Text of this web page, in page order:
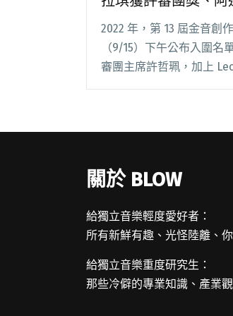
獻獎
2022 年，第 13 屆金音創
（9/15）下午公布入圍名
審團主席許哲珮，加上
恐龍的皮、血肉果汁機，
關於 BLOW
給獨立音樂輕度愛好者：
所有新鮮有趣、光怪陸離、
給獨立音樂重度研究生：
那些冷僻的專業知識、產業